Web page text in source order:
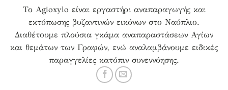
Το Agioxylo είναι εργαστήρι αναπαραγωγής και
εκτύπωσης βυζαντινών εικόνων στο Ναύπλιο.
Διαθέτουμε πλούσια γκάμα αναπαραστάσεων Αγίων
και θεμάτων των Γραφών, ενώ αναλαμβάνουμε ειδικές
παραγγελίες κατόπιν συνεννόησης.